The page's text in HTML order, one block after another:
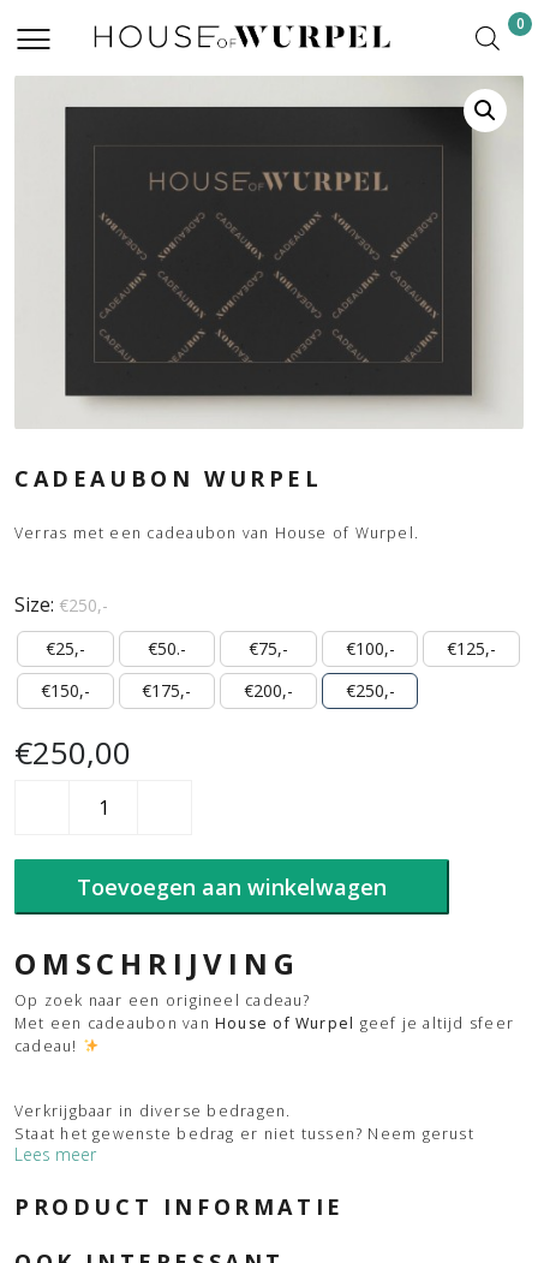
0
CADEAUBON WURPEL
Verras met een cadeaubon van House of Wurpel.
Size: €250,-
€25,-
€50.- €75,- €100,-
€125,-
€150,-
€175,- €200,- €250,-
€250,00
Cadeaubon
Toevoegen aan winkelwagen
OMSCHRIJVING
Op zoek naar een origineel cadeau?
Met een cadeaubon van House of Wurpel geef je altijd sfeer
cadeau!
Verkrijgbaar in diverse bedragen.
Staat het gewenste bedrag er niet tussen? Neem gerust
contact met ons op – alles is mogelijk!
Lees meer
PRODUCT INFORMATIE